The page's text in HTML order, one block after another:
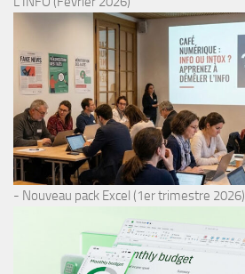
- Nouveau pack Excel (1er trimestre 2026)